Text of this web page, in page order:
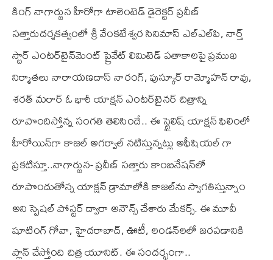
కింగ్ నాగార్జున హీరోగా టాలెంటెడ్ డైరెక్ట‌ర్‌ ప్ర‌వీణ్
స‌త్తారుద‌ర్శ‌క‌త్వంలో శ్రీ వేంకటేశ్వర సినిమాస్ ఎల్ఎల్‌పి, నార్త్
స్టార్ ఎంటర్‌టైన్‌మెంట్ ప్రైవేట్ లిమిటెడ్ పతాకాలపై ప్ర‌ముఖ
నిర్మాత‌లు నారాయణదాస్ నారంగ్, పుస్కూర్ రామ్మోహన్ రావు,
శరత్ మరార్ ఓ భారీ యాక్ష‌న్ ఎంట‌ర్‌టైన‌ర్ చిత్రాన్ని
రూపొందిస్తోన్న సంగ‌తి తెలిసిందే.. ఈ స్టైలిష్ యాక్ష‌న్ ఫిలింలో
హీరోయిన్‌గా కాజ‌ల్ అగ‌ర్వాల్ న‌టిస్తున్న‌ట్లు అఫీషియ‌ల్ గా
ప్ర‌క‌టిస్తూ..నాగార్జున- ప్ర‌వీణ్ స‌త్తారు కాంబినేష‌న్‌లో
రూపొందుతో‌న్న యాక్ష‌న్ డ్రామా‌లోకి కాజ‌ల్‌ను స్వాగ‌తిస్తున్నాం
అని స్పెష‌ల్ పోస్ట‌ర్ ద్వారా అనౌన్స్ చేశారు మేక‌ర్స్. ఈ మూవీ
షూటింగ్ గోవా, హైద‌రాబాద్‌, ఊటీ, లండ‌న్‌ల‌లో జర‌ప‌డానికి
ప్లాన్ చేస్తోంది చిత్ర యూనిట్‌. ఈ సంద‌ర్భంగా..